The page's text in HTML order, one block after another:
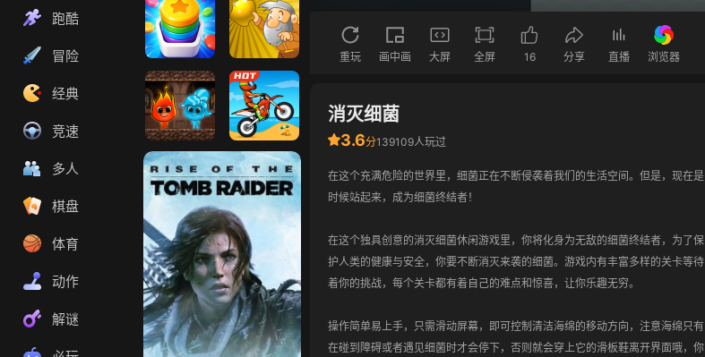
跑酷
冒险
经典
竞速
多人
棋盘
体育
动作
解谜
合成解压馆 黄金矿工
红蓝岛 暴力摩托
重玩 画中画 大屏 全屏 16 分享 直播 浏览器
消灭细菌
3.6分139109人玩过
在这个充满危险的世界里，细菌正在不断侵袭着我们的生活空间。但是，现在是
时候站起来，成为细菌终结者！
在这个独具创意的消灭细菌休闲游戏里，你将化身为无敌的细菌终结者，为了保
护人类的健康与安全，你要不断消灭来袭的细菌。游戏内有丰富多样的关卡等待
着你的挑战，每个关卡都有着自己的难点和惊喜，让你乐趣无穷。
操作简单易上手，只需滑动屏幕，即可控制清洁海绵的移动方向，注意海绵只有
在碰到障碍或者遇见细菌时才会停下，否则就会穿上它的滑板鞋离开界面哦，你